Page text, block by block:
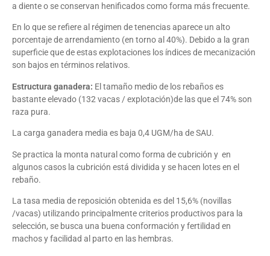
a diente o se conservan henificados como forma más frecuente.
En lo que se refiere al régimen de tenencias aparece un alto
porcentaje de arrendamiento (en torno al 40%). Debido a la gran
superficie que de estas explotaciones los índices de mecanización
son bajos en términos relativos.
Estructura ganadera: El tamaño medio de los rebaños es
bastante elevado (132 vacas / explotación)de las que el 74% son
raza pura.
La carga ganadera media es baja 0,4 UGM/ha de SAU.
Se practica la monta natural como forma de cubrición y en
algunos casos la cubrición está dividida y se hacen lotes en el
rebaño.
La tasa media de reposición obtenida es del 15,6% (novillas
/vacas) utilizando principalmente criterios productivos para la
selección, se busca una buena conformación y fertilidad en
machos y facilidad al parto en las hembras.